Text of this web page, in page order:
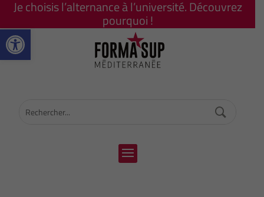
Ouvrir la barre d’outils
Je choisis l’alternance à l’université. Découvrez
pourquoi !